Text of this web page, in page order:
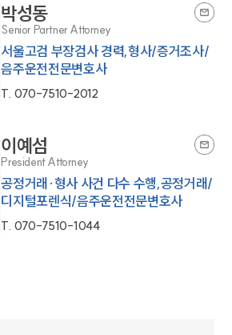
박성동
Senior Partner Attorney
서울고검 부장검사 경력,형사/증거조사/
음주운전전문변호사
T. 070-7510-2012
이예섬
President Attorney
공정거래·형사 사건 다수 수행,공정거래/
디지털포렌식/음주운전전문변호사
T. 070-7510-1044